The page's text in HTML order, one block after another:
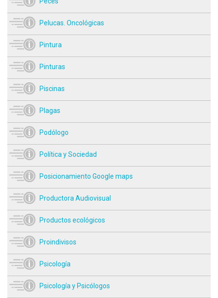
Pelucas. Oncológicas
Pintura
Pinturas
Piscinas
Plagas
Podólogo
Política y Sociedad
Posicionamiento Google maps
Productora Audiovisual
Productos ecológicos
Proindivisos
Psicología
Psicología y Psicólogos